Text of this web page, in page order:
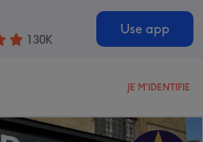
130K
Use app
JE M'IDENTIFIE